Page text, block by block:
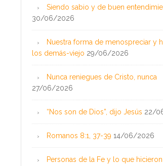
Siendo sabio y de buen
30/06/2026
Nuestra forma de menospreciar y
los demás-viejo 29/06/2026
Nunca reniegues de Cristo, nunca
27/06/2026
“Nos son de Dios”, dijo Jesús 22/
Romanos 8:1, 37-39 14/06/2026
Personas de la Fe y lo que hicieron